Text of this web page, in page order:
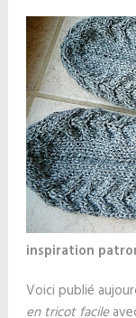
inspiration
Voici publié
en tricot facile